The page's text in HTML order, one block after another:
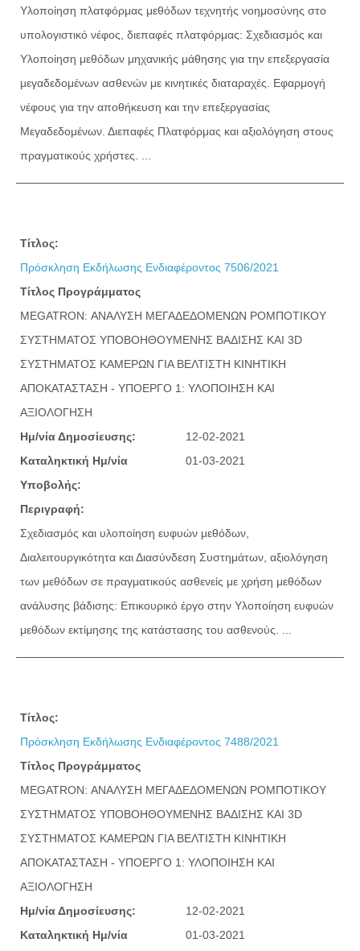
Υλοποίηση πλατφόρμας μεθόδων τεχνητής νοημοσύνης στο
υπολογιστικό νέφος, διεπαφές πλατφόρμας: Σχεδιασμός και
Υλοποίηση μεθόδων μηχανικής μάθησης για την επεξεργασία
μεγαδεδομένων ασθενών με κινητικές διαταραχές. Εφαρμογή
νέφους για την αποθήκευση και την επεξεργασίας
Μεγαδεδομένων. Διεπαφές Πλατφόρμας και αξιολόγηση στους
πραγματικούς χρήστες. ...
Τίτλος:
Πρόσκληση Εκδήλωσης Ενδιαφέροντος 7506/2021
Τίτλος Προγράμματος
MEGATRON: ΑΝΑΛΥΣΗ ΜΕΓΑΔΕΔΟΜΕΝΩΝ ΡΟΜΠΟΤΙΚΟΥ
ΣΥΣΤΗΜΑΤΟΣ ΥΠΟΒΟΗΘΟΥΜΕΝΗΣ ΒΑΔΙΣΗΣ ΚΑΙ 3D
ΣΥΣΤΗΜΑΤΟΣ ΚΑΜΕΡΩΝ ΓΙΑ ΒΕΛΤΙΣΤΗ ΚΙΝΗΤΙΚΗ
ΑΠΟΚΑΤΑΣΤΑΣΗ - ΥΠΟΕΡΓΟ 1: ΥΛΟΠΟΙΗΣΗ ΚΑΙ
ΑΞΙΟΛΟΓΗΣΗ
Ημ/νία Δημοσίευσης:
12-02-2021
Καταληκτική Ημ/νία
Υποβολής:
01-03-2021
Περιγραφή:
Σχεδιασμός και υλοποίηση ευφυών μεθόδων,
Διαλειτουργικότητα και Διασύνδεση Συστημάτων, αξιολόγηση
των μεθόδων σε πραγματικούς ασθενείς με χρήση μεθόδων
ανάλυσης βάδισης: Επικουρικό έργο στην Υλοποίηση ευφυών
μεθόδων εκτίμησης της κατάστασης του ασθενούς. ...
Τίτλος:
Πρόσκληση Εκδήλωσης Ενδιαφέροντος 7488/2021
Τίτλος Προγράμματος
MEGATRON: ΑΝΑΛΥΣΗ ΜΕΓΑΔΕΔΟΜΕΝΩΝ ΡΟΜΠΟΤΙΚΟΥ
ΣΥΣΤΗΜΑΤΟΣ ΥΠΟΒΟΗΘΟΥΜΕΝΗΣ ΒΑΔΙΣΗΣ ΚΑΙ 3D
ΣΥΣΤΗΜΑΤΟΣ ΚΑΜΕΡΩΝ ΓΙΑ ΒΕΛΤΙΣΤΗ ΚΙΝΗΤΙΚΗ
ΑΠΟΚΑΤΑΣΤΑΣΗ - ΥΠΟΕΡΓΟ 1: ΥΛΟΠΟΙΗΣΗ ΚΑΙ
ΑΞΙΟΛΟΓΗΣΗ
Ημ/νία Δημοσίευσης:
12-02-2021
Καταληκτική Ημ/νία
01-03-2021